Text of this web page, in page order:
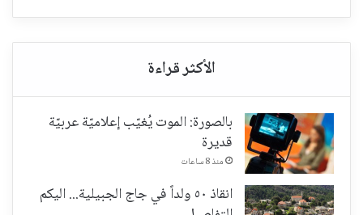
بالصورة: الموت يُغيّب إعلاميّة عربيّة
قديرة
منذ 8 ساعات
انقاذ ٥٠ ولداً في جاج الجبيلية... اليكم